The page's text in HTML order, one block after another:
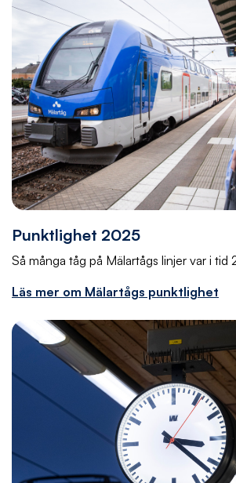
Punktlighet 2025
Så många tåg på Mälartågs linjer var i tid
Läs mer om Mälartågs punktlighet